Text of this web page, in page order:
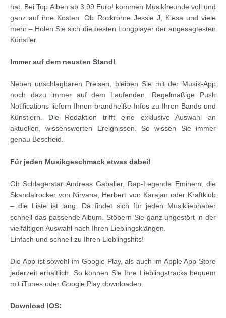
hat. Bei Top Alben ab 3,99 Euro! kommen Musikfreunde voll und
ganz auf ihre Kosten. Ob Rockröhre Jessie J, Kiesa und viele
mehr – Holen Sie sich die besten Longplayer der angesagtesten
Künstler.
Immer auf dem neusten Stand!
Neben unschlagbaren Preisen, bleiben Sie mit der Musik-App
noch dazu immer auf dem Laufenden. Regelmäßige Push
Notifications liefern Ihnen brandheiße Infos zu Ihren Bands und
Künstlern. Die Redaktion trifft eine exklusive Auswahl an
aktuellen, wissenswerten Ereignissen. So wissen Sie immer
genau Bescheid.
Für jeden Musikgeschmack etwas dabei!
Ob Schlagerstar Andreas Gabalier, Rap-Legende Eminem, die
Skandalrocker von Nirvana, Herbert von Karajan oder Kraftklub
– die Liste ist lang. Da findet sich für jeden Musikliebhaber
schnell das passende Album. Stöbern Sie ganz ungestört in der
vielfältigen Auswahl nach Ihren Lieblingsklängen.
Einfach und schnell zu Ihren Lieblingshits!
Die App ist sowohl im Google Play, als auch im Apple App Store
jederzeit erhältlich. So können Sie Ihre Lieblingstracks bequem
mit iTunes oder Google Play downloaden.
Download IOS: